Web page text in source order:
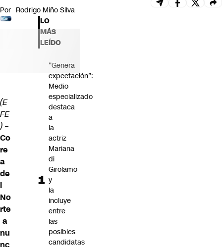
Por Rodrigo Miño Silva
(E
FE
) –
Co
re
a
de
l
No
rte
a
nu
LO
MÁS
LEÍDO
“Genera
expectación”:
Medio
especializado
destaca
a
la
actriz
Mariana
di
Girolamo
y
la
incluye
entre
las
posibles
candidatas